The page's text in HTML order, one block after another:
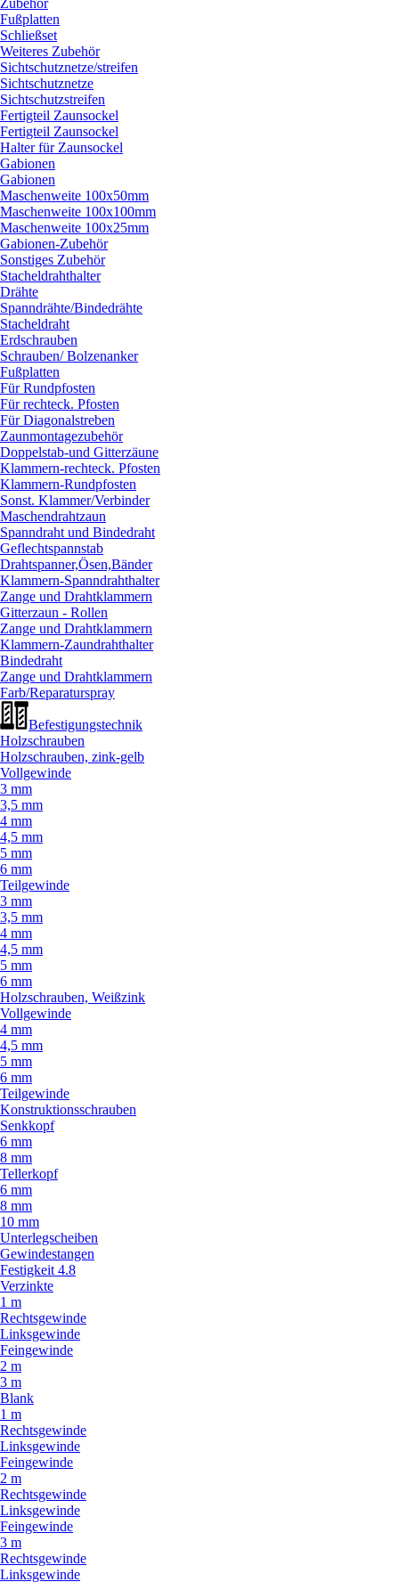
Zubehör
Fußplatten
Schließset
Weiteres Zubehör
Sichtschutznetze/streifen
Sichtschutznetze
Sichtschutzstreifen
Fertigteil Zaunsockel
Fertigteil Zaunsockel
Halter für Zaunsockel
Gabionen
Gabionen
Maschenweite 100x50mm
Maschenweite 100x100mm
Maschenweite 100x25mm
Gabionen-Zubehör
Sonstiges Zubehör
Stacheldrahthalter
Drähte
Spanndrähte/Bindedrähte
Stacheldraht
Erdschrauben
Schrauben/Bolzenanker
Fußplatten
Für Rundpfosten
Für rechteck. Pfosten
Für Diagonalstreben
Zaunmontagezubehör
Doppelstab-und Gitterzäune
Klammern-rechteck. Pfosten
Klammern-Rundpfosten
Sonst. Klammer/Verbinder
Maschendrahtzaun
Spanndraht und Bindedraht
Geflechtspannstab
Drahtspanner,Ösen,Bänder
Klammern-Spanndrahthalter
Zange und Drahtklammern
Gitterzaun - Rollen
Zange und Drahtklammern
Klammern-Zaundrahthalter
Bindedraht
Zange und Drahtklammern
Farb/Reparaturspray
Befestigungstechnik
Holzschrauben
Holzschrauben, zink-gelb
Vollgewinde
3 mm
3,5 mm
4 mm
4,5 mm
5 mm
6 mm
Teilgewinde
3 mm
3,5 mm
4 mm
4,5 mm
5 mm
6 mm
Holzschrauben, Weißzink
Vollgewinde
4 mm
4,5 mm
5 mm
6 mm
Teilgewinde
Konstruktionsschrauben
Senkkopf
6 mm
8 mm
Tellerkopf
6 mm
8 mm
10 mm
Unterlegscheiben
Gewindestangen
Festigkeit 4.8
Verzinkte
1 m
Rechtsgewinde
Linksgewinde
Feingewinde
2 m
3 m
Blank
1 m
Rechtsgewinde
Linksgewinde
Feingewinde
2 m
Rechtsgewinde
Linksgewinde
Feingewinde
3 m
Rechtsgewinde
Linksgewinde